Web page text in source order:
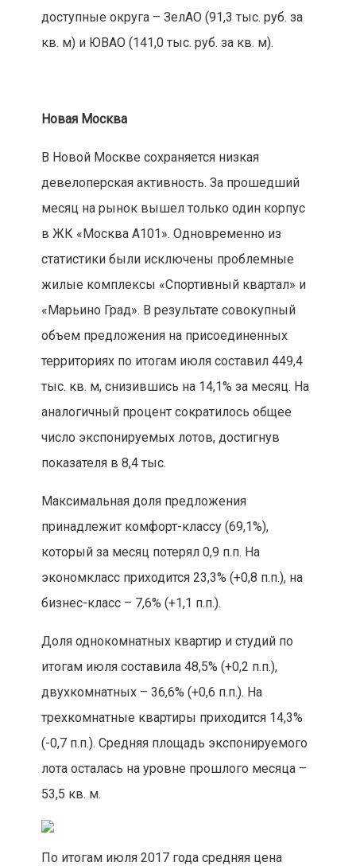
доступные округа – ЗелАО (91,3 тыс. руб. за
кв. м) и ЮВАО (141,0 тыс. руб. за кв. м).
Новая Москва
В Новой Москве сохраняется низкая
девелоперская активность. За прошедший
месяц на рынок вышел только один корпус
в ЖК «Москва А101». Одновременно из
статистики были исключены проблемные
жилые комплексы «Спортивный квартал» и
«Марьино Град». В результате совокупный
объем предложения на присоединенных
территориях по итогам июля составил 449,4
тыс. кв. м, снизившись на 14,1% за месяц. На
аналогичный процент сократилось общее
число экспонируемых лотов, достигнув
показателя в 8,4 тыс.
Максимальная доля предложения
принадлежит комфорт-классу (69,1%),
который за месяц потерял 0,9 п.п. На
экономкласс приходится 23,3% (+0,8 п.п.), на
бизнес-класс – 7,6% (+1,1 п.п.).
Доля однокомнатных квартир и студий по
итогам июля составила 48,5% (+0,2 п.п.),
двухкомнатных – 36,6% (+0,6 п.п.). На
трехкомнатные квартиры приходится 14,3%
(-0,7 п.п.). Средняя площадь экспонируемого
лота осталась на уровне прошлого месяца –
53,5 кв. м.
По итогам июля 2017 года средняя цена